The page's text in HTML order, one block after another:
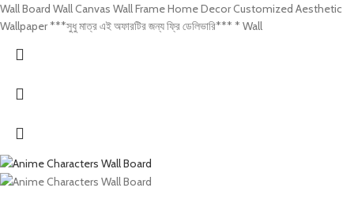
Wall Board Wall Canvas Wall Frame Home Decor Customized Aesthetic
Wallpaper ***সুধু মাত্র এই অফারটির জন্য ফ্রি ডেলিভারি*** * Wall